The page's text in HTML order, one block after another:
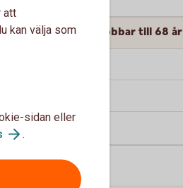
Om du jobbar till 68 år
att
kan välja som
sidan eller
.